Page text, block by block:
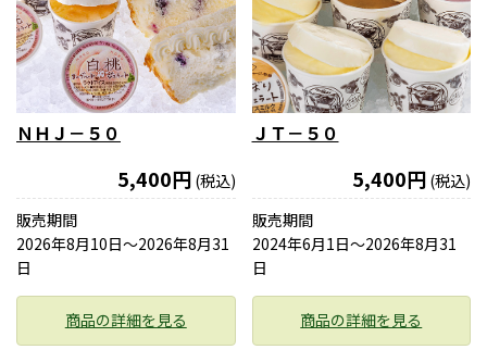
ＮＨＪ－５０
5,400円 (税込)
販売期間
2026年8月10日〜2026年8月31
日
商品の詳細を見る
ＪＴ－５０
5,400円 (税込)
販売期間
2024年6月1日〜2026年8月31
日
商品の詳細を見る